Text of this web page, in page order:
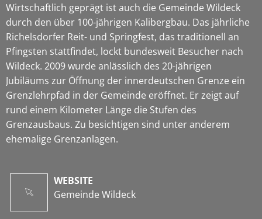
Wirtschaftlich geprägt ist auch die Gemeinde Wildeck
durch den über 100-jährigen Kalibergbau. Das jährliche
Richelsdorfer Reit- und Springfest, das traditionell an
Pfingsten stattfindet, lockt bundesweit Besucher nach
Wildeck. 2009 wurde anlässlich des 20-jährigen
Jubiläums zur Öffnung der innerdeutschen Grenze ein
Grenzlehrpfad in der Gemeinde eröffnet. Er zeigt auf
rund einem Kilometer Länge die Stufen des
Grenzausbaus. Zu besichtigen sind unter anderem
ehemalige Grenzanlagen.
WEBSITE
Gemeinde Wildeck